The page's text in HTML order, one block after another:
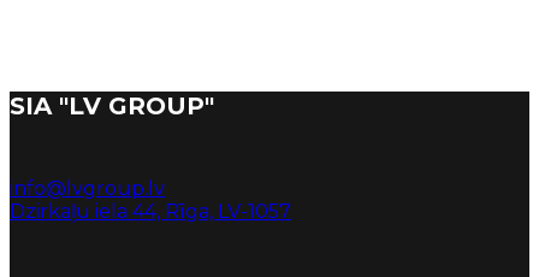
SIA "LV GROUP"
info@lvgroup.lv
Dzirkaļu iela 44, Rīga, LV-1057